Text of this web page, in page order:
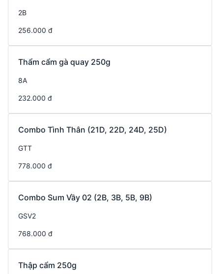
2B
256.000 đ
Thẩm cẩm gà quay 250g
8A
232.000 đ
Combo Tình Thân (21D, 22D, 24D, 25D)
GTT
778.000 đ
Combo Sum Vầy 02 (2B, 3B, 5B, 9B)
GSV2
768.000 đ
Thập cẩm 250g